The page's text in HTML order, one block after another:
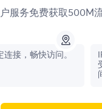
户指南
指南来配置和集成代
服务免费获取500M流
连接，畅快访问。